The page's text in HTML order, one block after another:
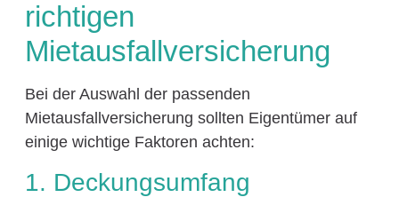
richtigen
Mietausfallversicherung
Bei der Auswahl der passenden
Mietausfallversicherung sollten Eigentümer auf
einige wichtige Faktoren achten:
1. Deckungsumfang